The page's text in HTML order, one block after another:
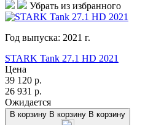
Убрать из избранного
Год выпуска: 2021 г.
STARK Tank 27.1 HD 2021
Цена
39 120 р.
26 931 р.
Ожидается
В корзину В корзину В корзину